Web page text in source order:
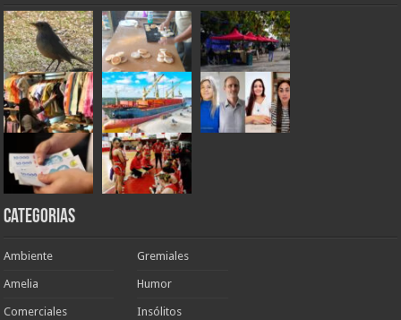
Categorias
Ambiente
Amelia
Comerciales
Gremiales
Humor
Insólitos